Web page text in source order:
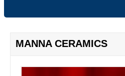
ФОТОГАЛЕРЕЯ
ЗМІ ПРО АСАМБЛЕЮ
MANNA CERAMICS